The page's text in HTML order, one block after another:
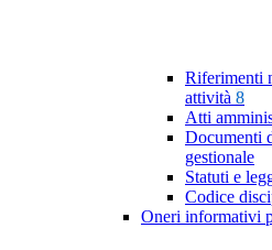
Riferimenti
attività 8
Atti
Documenti
gestionale
Statuti e
Codice
Oneri informativi